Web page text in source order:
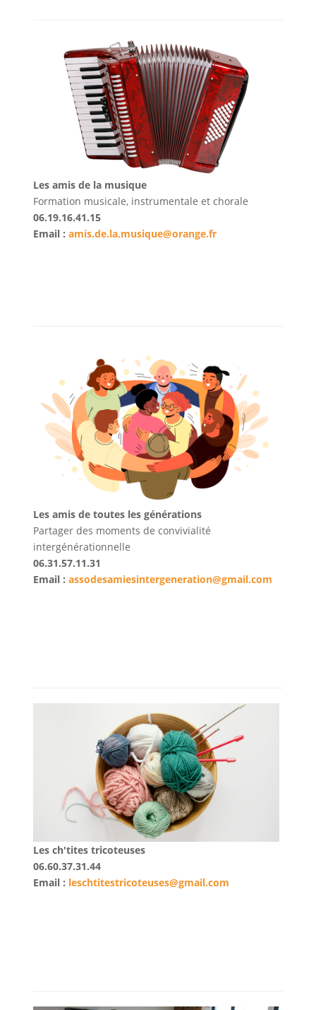
Les amis de la musique
Formation musicale, instrumentale et chorale
06.19.16.41.15
Email : amis.de.la.musique@orange.fr
Les amis de toutes les générations
Partager des moments de convivialité
intergénérationnelle
06.31.57.11.31
Email : assodesamiesintergeneration@gmail.com
Les ch'tites tricoteuses
06.60.37.31.44
Email : leschtitestricoteuses@gmail.com